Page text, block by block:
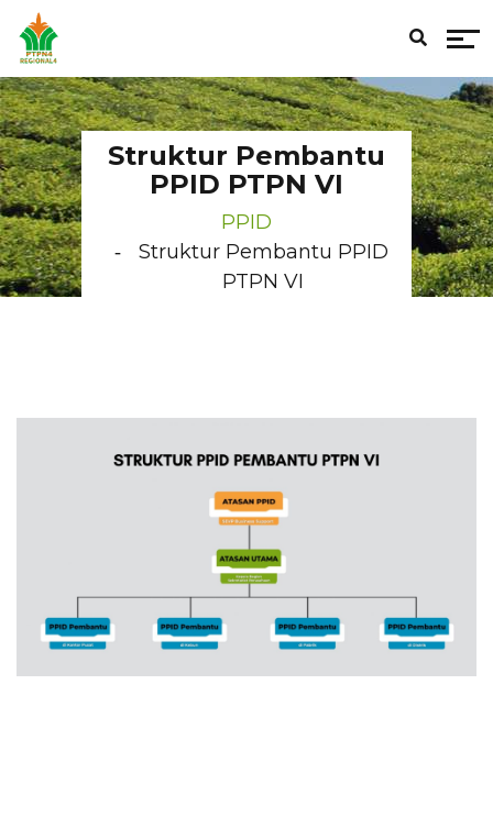
Struktur Pembantu
PPID PTPN VI
PPID
Struktur Pembantu PPID
PTPN VI